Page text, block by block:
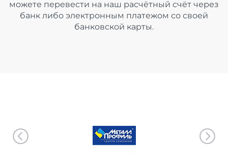
можете перевести на наш расчётный счёт через
банк либо электронным платежом со своей
банковской карты.